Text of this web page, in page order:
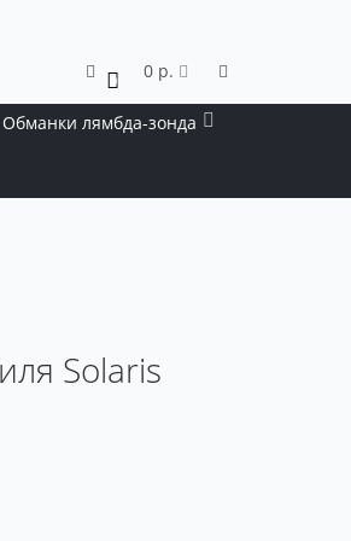
0 0 р.
Обманки лямбда-зонда
Solaris